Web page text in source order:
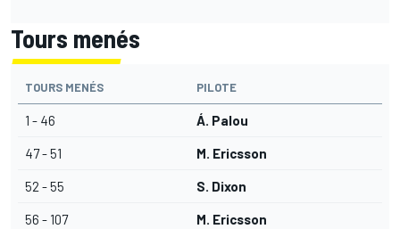
Tours menés
TOURS MENÉS PILOTE
1 - 46 Á. Palou
47 - 51 M. Ericsson
52 - 55 S. Dixon
56 - 107 M. Ericsson